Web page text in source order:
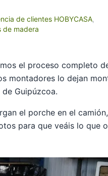
de clientes HOBYCASA,
de madera
el proceso completo
montadores lo dejan
Guipúzcoa.
el porche en el
para que veáis lo que